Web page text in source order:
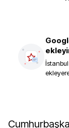
Cumhurbaşkanı Yardımcısı Cevdet Yılmaz,